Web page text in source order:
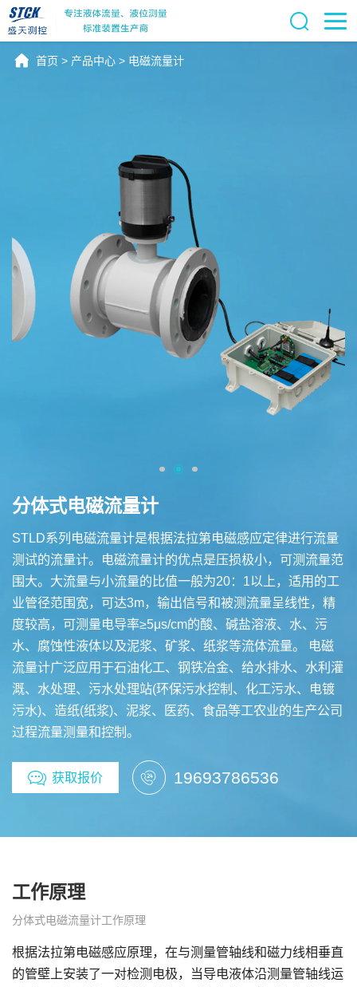
首页 > 产品中心 > 电磁流量计
分体式电磁流量计
STLD系列电磁流量计是根据法拉第电磁感应定律进行流量
测试的流量计。电磁流量计的优点是压损极小，可测流量范
围大。大流量与小流量的比值一般为20：1以上，适用的工
业管径范围宽，可达3m，输出信号和被测流量呈线性，精
度较高，可测量电导率≥5μs/cm的酸、碱盐溶液、水、污
水、腐蚀性液体以及泥浆、矿浆、纸浆等流体流量。 电磁
流量计广泛应用于石油化工、钢铁冶金、给水排水、水利灌
溉、水处理、污水处理站(环保污水控制、化工污水、电镀
污水)、造纸(纸浆)、泥浆、医药、食品等工农业的生产公司
过程流量测量和控制。
获取报价 19693786536
工作原理
分体式电磁流量计工作原理
根据法拉第电磁感应原理，在与测量管轴线和磁力线相垂直
的管壁上安装了一对检测电极，当导电液体沿测量管轴线运